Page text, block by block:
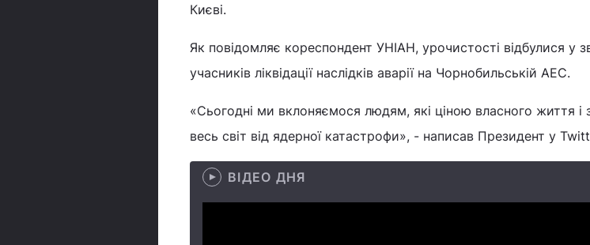
Києві.
Як повідомляє кореспондент УНІАН, урочистості відбулися у
учасників ліквідації наслідків аварії на Чорнобильській АЕС.
«Сьогодні ми вклоняємося людям, які ціною власного життя і
весь світ від ядерної катастрофи», - написав Президент у
ВІДЕО ДНЯ